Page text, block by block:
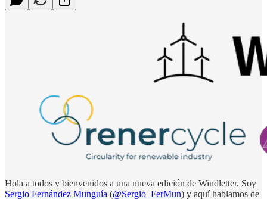
Hola a todos y bienvenidos a una nueva edición de Windletter. Soy
Sergio Fernández Munguía (@Sergio_FerMun) y aquí hablamos de